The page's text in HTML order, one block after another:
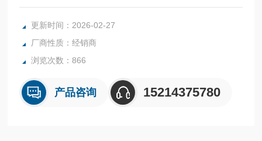
滤器 费斯托油雾器 FESTO传感器 FESTO代理
全系列产品大量现货请咨询上海茂硕机械设备有限公司
更新时间：2026-02-27
厂商性质：经销商
浏览次数：866
产品咨询 15214375780